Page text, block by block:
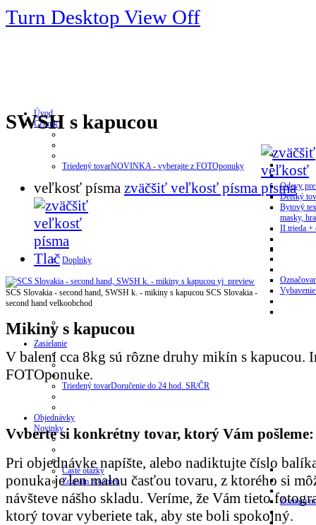
Turn Desktop View Off
Úvod
Cenník
Triedený tovarNOVINKA - vyberajte z FOTOponuky
Odevy
Detský
Bytový
masky,
II.trieda +
Doplnky
Zasielanie
Triedený tovarDoručenie do 24 hod. SR/ČR
Objednávky
Novinky
Časté otázky
Zoznam noviniek
Zoznam
SWSH s kapucou
veľkosť písma zväčšiť veľkosť písma
Tlač
yj_preview
SCS Slovakia - second hand, SWSH k. - mikiny s kapucou SCS Slovakia -
second hand velkoobchod
Mikiny s kapucou
V balení cca 8kg sú rôzne druhy mikín s kapucou.
FOTOponuke.
Vvberte si konkrétny tovar, ktorý Vám pošleme:
Pri objednávke napíšte, alebo nadiktujte číslo
ponuka je len malou časťou tovaru, z ktorého si
návšteve nášho skladu. Veríme, že Vám tieto
ktorý tovar vyberiete tak, aby ste boli spokojný.